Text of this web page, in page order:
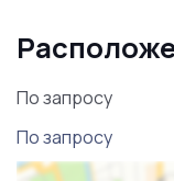
Финансовая
000 ₽. Чистая
По запросу
По запросу